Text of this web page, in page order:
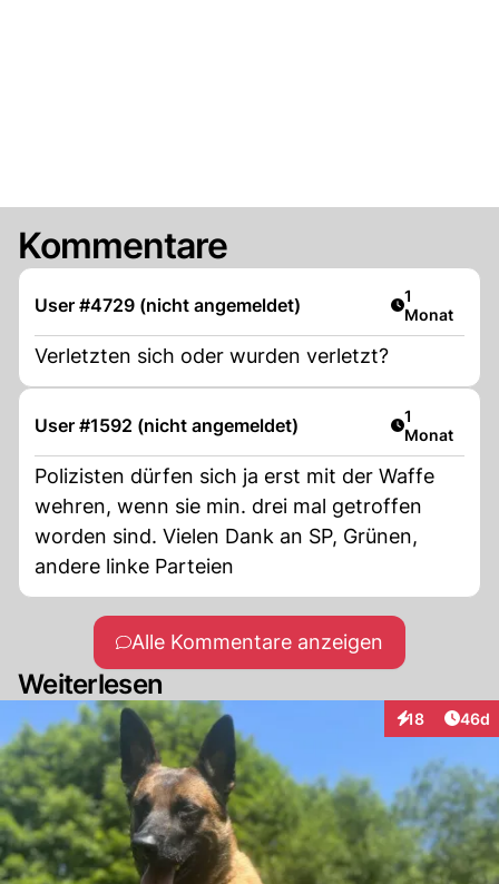
Kommentare
User #4729 (nicht angemeldet) Artikel
1
Monat
Verletzten sich oder wurden verletzt?
User #1592 (nicht angemeldet) Artikel
1
Monat
Polizisten dürfen sich ja erst mit der Waffe
wehren, wenn sie min. drei mal getroffen
worden sind. Vielen Dank an SP, Grünen,
andere linke Parteien
Alle Kommentare anzeigen
Weiterlesen
18
Interaktionen
46d